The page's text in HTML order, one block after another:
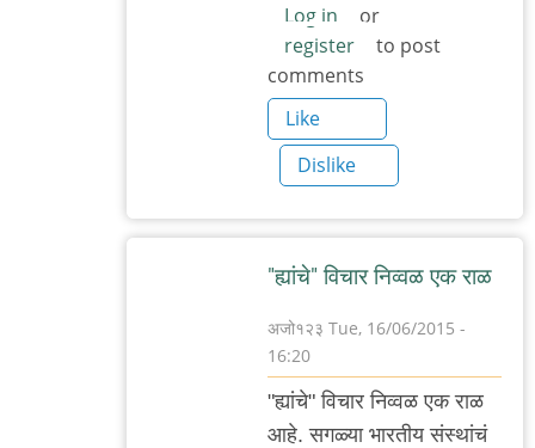
Log in
or
register
to post
comments
Like
Dislike
"ह्यांचे" विचार निव्वळ एक राळ
अजो१२३ Tue, 16/06/2015 -
16:20
In
reply
"ह्यांचे" विचार निव्वळ एक राळ
आहे. सगळ्या भारतीय संस्थांचं